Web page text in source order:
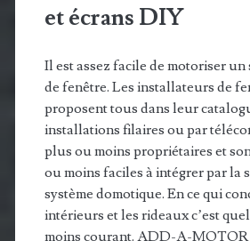
et écrans DIY
Il est assez facile de motoriser
de fenêtre. Les installateurs de
proposent tous dans leur
installations filaires ou par
plus ou moins propriétaires et
ou moins faciles à intégrer par la
système domotique. En ce qui
intérieurs et les rideaux c’est
moins courant. ADD-A-